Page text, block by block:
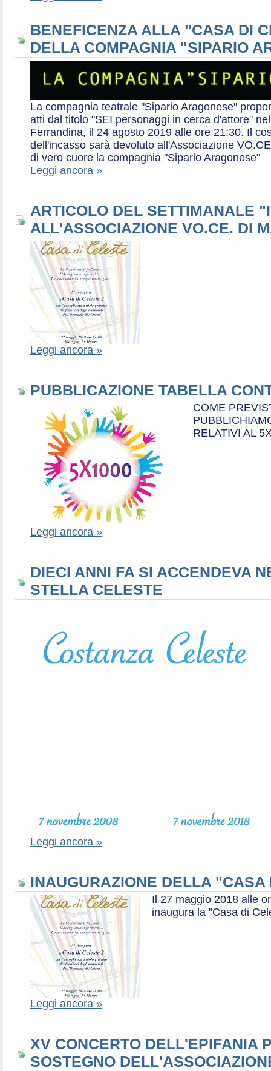
BENEFICENZA ALLA "CASA DI
DELLA COMPAGNIA "SIPARIO
La compagnia teatrale "Sipario Aragonese"
atti dal titolo "SEI personaggi in cerca d'attore"
Ferrandina, il 24 agosto 2019 alle ore 21:30. Il
dell'incasso sarà devoluto all'Associazione
di vero cuore la compagnia "Sipario Aragonese"
Leggi ancora »
ARTICOLO DEL SETTIMANALE
ALL'ASSOCIAZIONE VO.CE. DI
Leggi ancora »
PUBBLICAZIONE TABELLA
COME
RELATIVI AL
Leggi ancora »
DIECI ANNI FA SI ACCENDEVA
STELLA CELESTE
Leggi ancora »
INAUGURAZIONE DELLA
Il 27 maggio 2018 alle
inaugura la "Casa di
Leggi ancora »
XV CONCERTO DELL'EPIFANIA
SOSTEGNO